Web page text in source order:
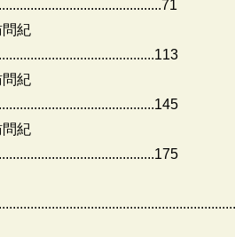
紀
紀
紀